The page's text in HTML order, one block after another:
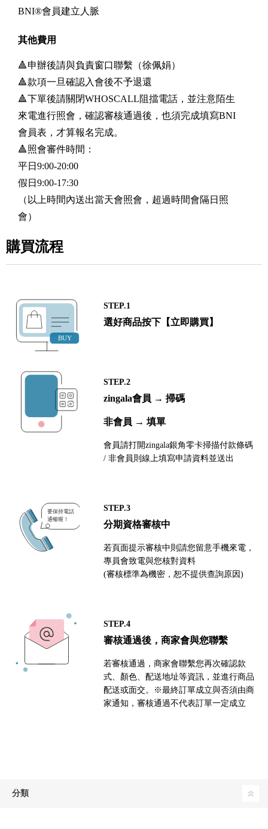
BNI®會員建立人脈
其他費用
🔺申辦後請與負責窗口聯繫（徐佩娟）
🔺款項一旦確認入會後不予退還
🔺下單後請關閉WHOSCALL阻擋電話，並注意陌生
來電進行照會，確認審核通過後，也須完成填寫BNI
會員表，才算報名完成。
🔺照會審件時間：
平日9:00-20:00
假日9:00-17:30
（以上時間內送出當天會照會，超過時間會隔日照
會）
購買流程
STEP.1
選好商品按下【立即購買】
STEP.2
zingala會員 → 掃碼
非會員 → 填單
會員請打開zingala銀角零卡掃描付款條碼
/ 非會員則線上填寫申請資料並送出
STEP.3
分期資格審核中
若頁面提示審核中則請您留意手機來電，
專員會致電與您核對資料
(審核標準為機密，恕不提供查詢原因)
STEP.4
審核通過後，商家會與您聯繫
若審核通過，商家會聯繫您再次確認款
式、顏色、配送地址等資訊，並進行商品
配送或面交。※最終訂單成立與否須由商
家通知，審核通過不代表訂單一定成立
分類